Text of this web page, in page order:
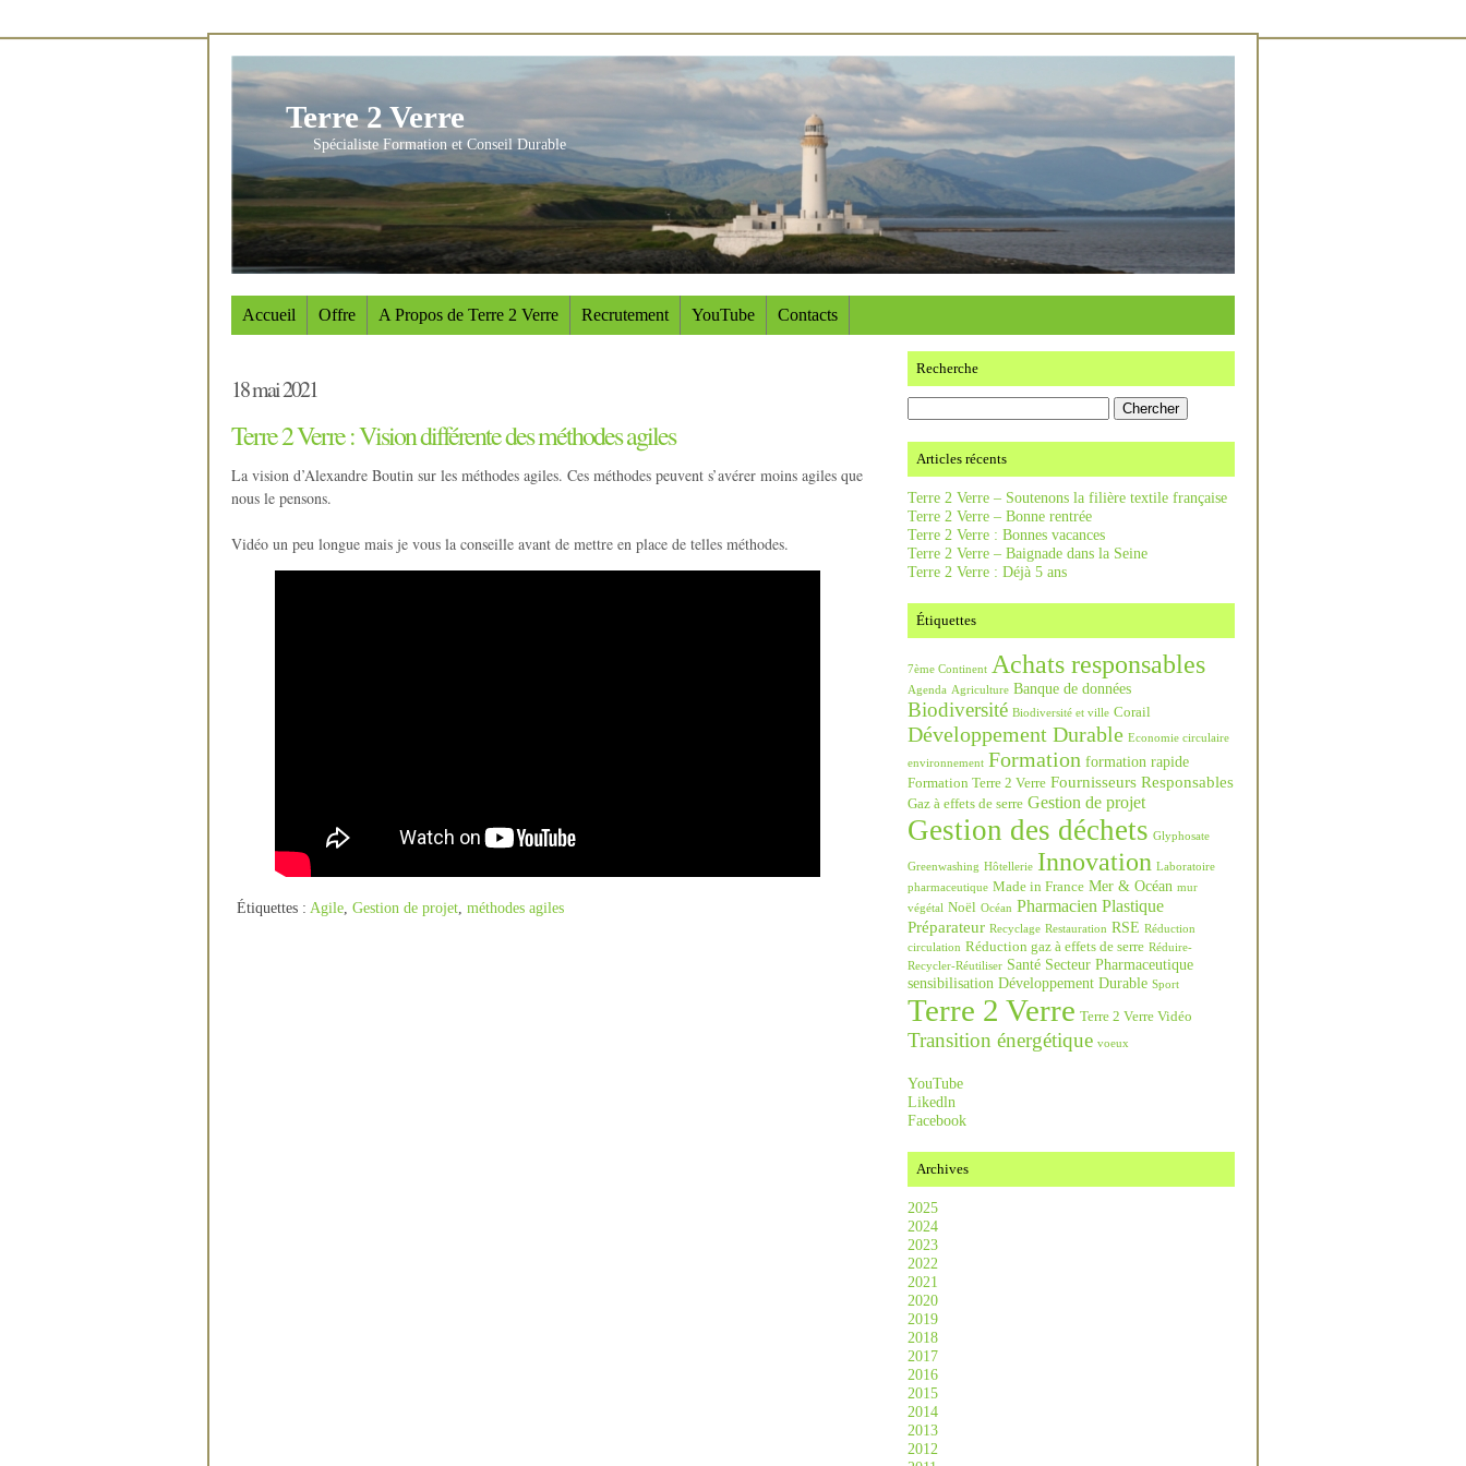
Terre 2 Verre
Spécialiste Formation et Conseil Durable
Accueil Offre A Propos de Terre 2 Verre Recrutement YouTube Contacts
18 mai 2021
Terre 2 Verre : Vision différente des méthodes agiles
La vision d’Alexandre Boutin sur les méthodes agiles. Ces méthodes peuvent s’avérer moins agiles que
nous le pensons.
Vidéo un peu longue mais je vous la conseille avant de mettre en place de telles méthodes.
Étiquettes : Agile Gestion de projet méthodes agiles
Recherche
Articles récents
Terre 2 Verre – Soutenons la filière textile française
Terre 2 Verre – Bonne rentrée
Terre 2 Verre : Bonnes vacances
Terre 2 Verre – Baignade dans la Seine
Terre 2 Verre : Déjà 5 ans
Étiquettes
7ème Continent Achats responsables
Agenda Agriculture Banque de données
Biodiversité Biodiversité et ville Corail
Développement Durable Economie circulaire
environnement Formation formation rapide
Formation Terre 2 Verre Fournisseurs Responsables
Gaz à effets de serre Gestion de projet
Gestion des déchets Glyphosate
Greenwashing Hôtellerie Innovation Laboratoire
pharmaceutique Made in France Mer & Océan mur
végétal Noël Océan Pharmacien Plastique
Préparateur Recyclage Restauration RSE Réduction
circulation Réduction gaz à effets de serre Réduire-
Recycler-Réutiliser Santé Secteur Pharmaceutique
sensibilisation Développement Durable Sport
Terre 2 Verre Terre 2 Verre Vidéo
Transition énergétique voeux
YouTube
Likedln
Facebook
Archives
2025
2024
2023
2022
2021
2020
2019
2018
2017
2016
2015
2014
2013
2012